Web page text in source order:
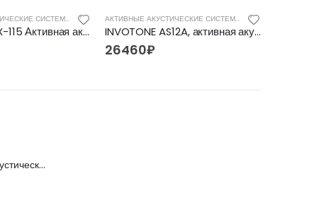
АКТИВНЫЕ АКУСТИЧЕСКИЕ СИСТЕМЫ
ZTX audio GX-115 Активная акустическая система
АКТИВНЫЕ АКУСТИЧЕСКИЕ СИСТЕМЫ
INVOTONE AS12A, активная акустическая система
26460₽
FFG-2039C-BK Акустическая гитара, черная, Foix